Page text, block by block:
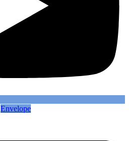
Envelope